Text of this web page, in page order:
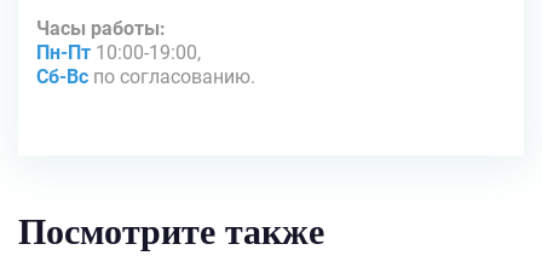
Часы работы:
Пн-Пт 10:00-19:00,
Сб-Вс по согласованию.
Посмотрите также